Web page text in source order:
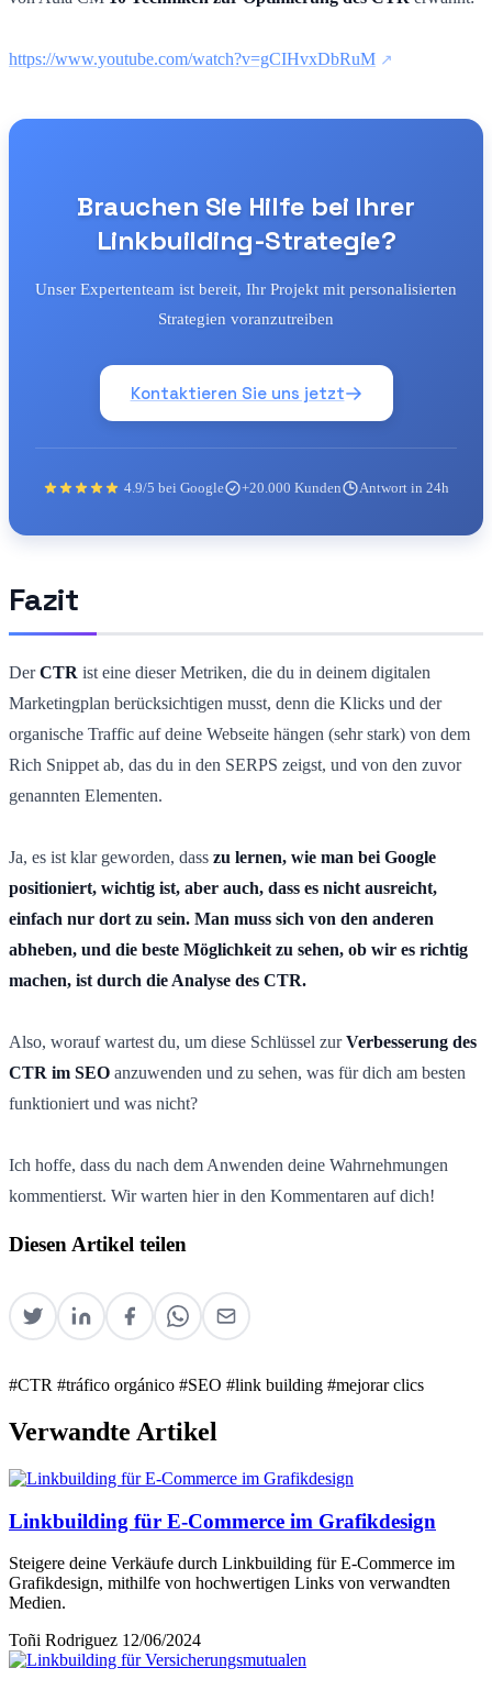
https://www.youtube.com/watch?v=gCIHvxDbRuM
Brauchen Sie Hilfe bei Ihrer
Linkbuilding-Strategie?
Unser Expertenteam ist bereit, Ihr Projekt mit personalisierten
Strategien voranzutreiben
Kontaktieren Sie uns jetzt
4.9/5 bei Google +20.000 Kunden Antwort in 24h
Fazit
DerCTR ist eine dieser Metriken, die du in deinem digitalen
Marketingplan berücksichtigen musst, denn die Klicks und der
organische Traffic auf deine Webseite hängen (sehr stark) von dem
Rich Snippet ab, das du in den SERPS zeigst, und von den zuvor
genannten Elementen.
Ja, es ist klar geworden, dass zu lernen, wie man bei Google
positioniert, wichtig ist, aber auch, dass es nicht ausreicht,
einfach nur dort zu sein. Man muss sich von den anderen
abheben, und die beste Möglichkeit zu sehen, ob wir es richtig
machen, ist durch die Analyse des CTR.
Also, worauf wartest du, um diese Schlüssel zurVerbesserung des
CTR im SEO anzuwenden und zu sehen, was für dich am besten
funktioniert und was nicht?
Ich hoffe, dass du nach dem Anwenden deine Wahrnehmungen
kommentierst. Wir warten hier in den Kommentaren auf dich!
Diesen Artikel teilen
#CTR #tráfico orgánico #SEO #link building #mejorar clics
Verwandte Artikel
Linkbuilding für E-Commerce im Grafikdesign
Steigere deine Verkäufe durch Linkbuilding für E-Commerce im
Grafikdesign, mithilfe von hochwertigen Links von verwandten
Medien.
Toñi Rodriguez 12/06/2024